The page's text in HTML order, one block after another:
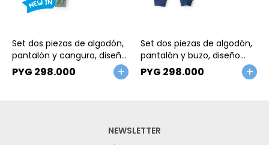
Set dos piezas de algodón,
pantalón y canguro, diseño
dinos. Talles 2-5T
PYG 298.000
Set dos piezas de algodón,
pantalón y buzo, diseño
football
PYG 298.000
NEWSLETTER